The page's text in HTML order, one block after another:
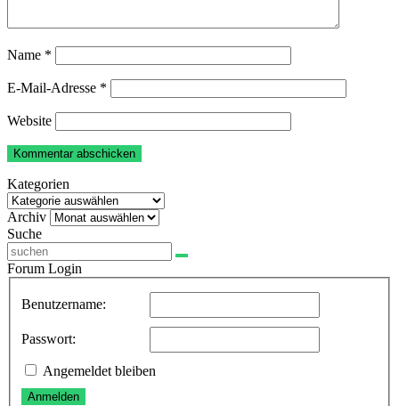
Name *
E-Mail-Adresse *
Website
Kategorien
Kategorien
Archiv Archiv
Suche
Forum Login
Benutzername:
Passwort:
Angemeldet bleiben
Anmelden